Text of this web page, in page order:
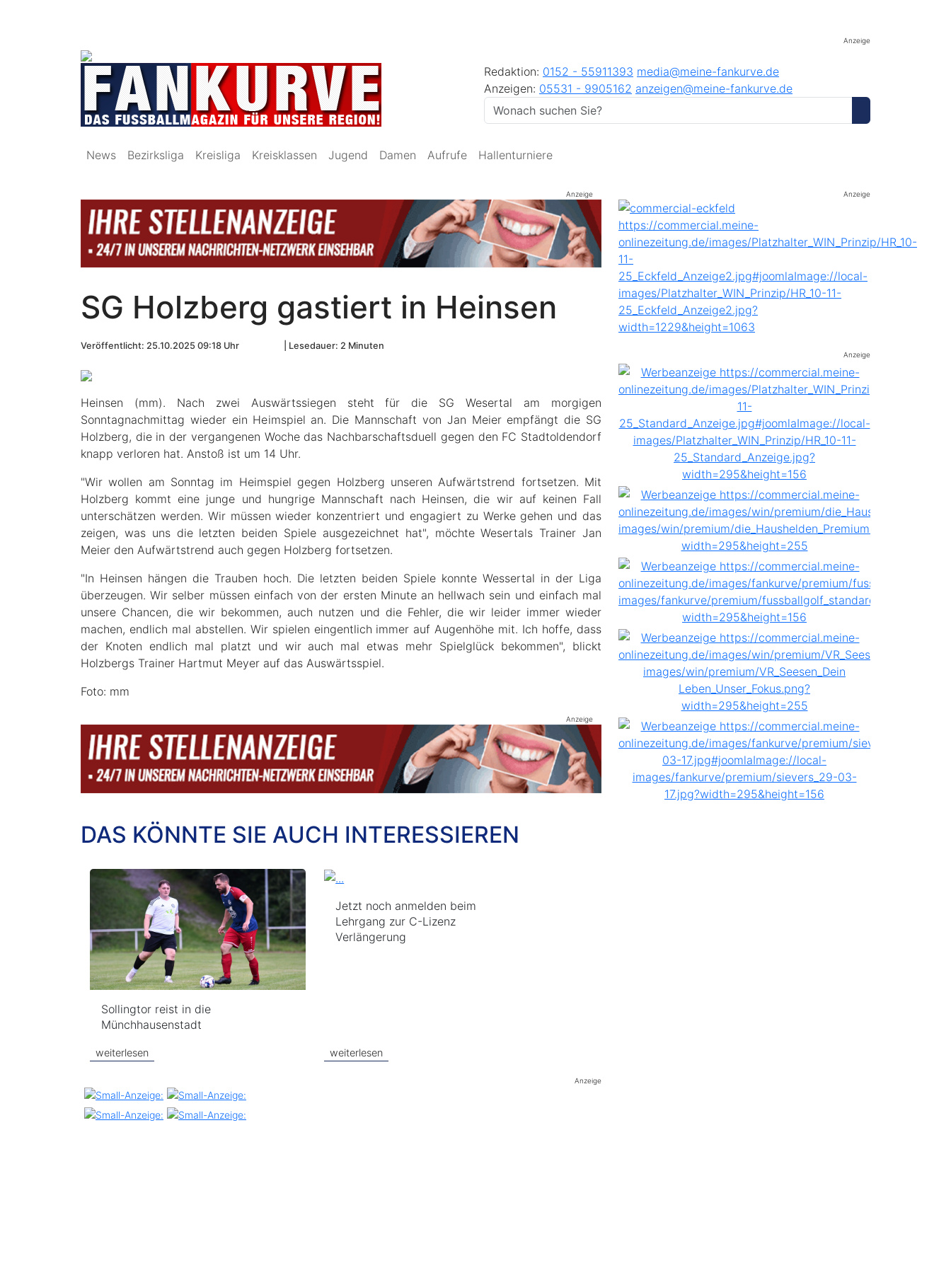
Anzeige
Redaktion: 0152 - 55911393 media@meine-fankurve.de
Anzeigen: 05531 - 9905162 anzeigen@meine-fankurve.de
News Bezirksliga Kreisliga Kreisklassen Jugend Damen Aufrufe Hallenturniere
Anzeige
SG Holzberg gastiert in Heinsen
Veröffentlicht: 25.10.2025 09:18 Uhr Lesedauer: 2 Minuten
Heinsen (mm). Nach zwei Auswärtssiegen steht für die SG Wesertal am morgigen
Sonntagnachmittag wieder ein Heimspiel an. Die Mannschaft von Jan Meier empfängt die SG
Holzberg, die in der vergangenen Woche das Nachbarschaftsduell gegen den FC Stadtoldendorf
knapp verloren hat. Anstoß ist um 14 Uhr.
"Wir wollen am Sonntag im Heimspiel gegen Holzberg unseren Aufwärtstrend fortsetzen. Mit
Holzberg kommt eine junge und hungrige Mannschaft nach Heinsen, die wir auf keinen Fall
unterschätzen werden. Wir müssen wieder konzentriert und engagiert zu Werke gehen und das
zeigen, was uns die letzten beiden Spiele ausgezeichnet hat", möchte Wesertals Trainer Jan
Meier den Aufwärtstrend auch gegen Holzberg fortsetzen.
"In Heinsen hängen die Trauben hoch. Die letzten beiden Spiele konnte Wessertal in der Liga
überzeugen. Wir selber müssen einfach von der ersten Minute an hellwach sein und einfach mal
unsere Chancen, die wir bekommen, auch nutzen und die Fehler, die wir leider immer wieder
machen, endlich mal abstellen. Wir spielen eingentlich immer auf Augenhöhe mit. Ich hoffe, dass
der Knoten endlich mal platzt und wir auch mal etwas mehr Spielglück bekommen", blickt
Holzbergs Trainer Hartmut Meyer auf das Auswärtsspiel.
Foto: mm
Anzeige
DAS KÖNNTE SIE AUCH INTERESSIEREN
Sollingtor reist in die
Münchhausenstadt
weiterlesen
Jetzt noch anmelden beim
Lehrgang zur C-Lizenz
Verlängerung
weiterlesen
Anzeige
Anzeige
Anzeige